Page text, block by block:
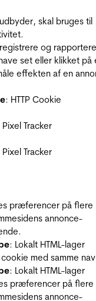
skal bruges til
og
set eller klikket på
effekten af en
: HTTP Cookie
Pixel Tracker
Pixel Tracker
præferencer på flere
annonce-
: Lokalt HTML-lager
med samme
: Lokalt HTML-lager
præferencer på flere
annonce-